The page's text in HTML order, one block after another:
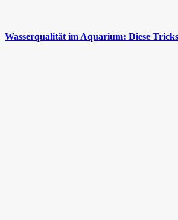
Wasserqualität im Aquarium: Diese